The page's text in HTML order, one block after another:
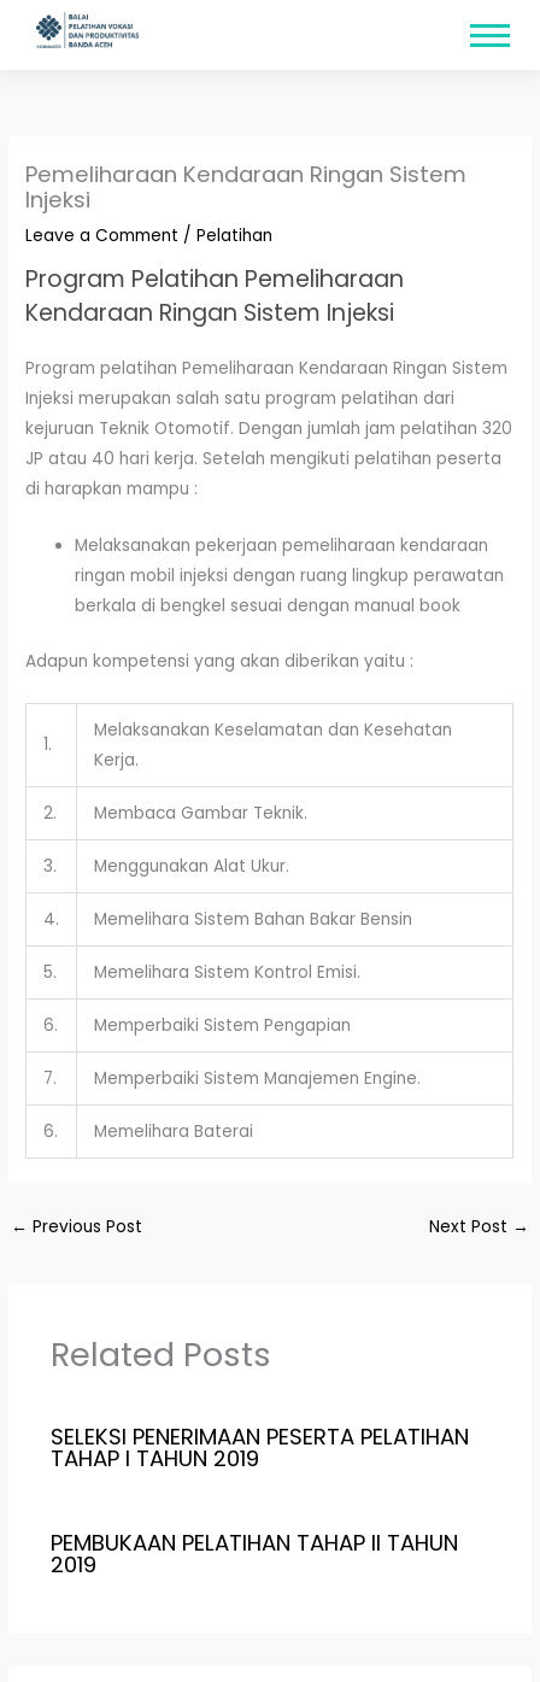
content
Pemeliharaan Kendaraan Ringan Sistem
Injeksi
Leave a Comment /Pelatihan
Program Pelatihan Pemeliharaan
Kendaraan Ringan Sistem Injeksi
Program pelatihan Pemeliharaan Kendaraan Ringan Sistem
Injeksi merupakan salah satu program pelatihan dari
kejuruan Teknik Otomotif. Dengan jumlah jam pelatihan 320
JP atau 40 hari kerja. Setelah mengikuti pelatihan peserta
di harapkan mampu :
Melaksanakan pekerjaan pemeliharaan kendaraan
ringan mobil injeksi dengan ruang lingkup perawatan
berkala di bengkel sesuai dengan manual book
Adapun kompetensi yang akan diberikan yaitu :
1.
Melaksanakan Keselamatan dan Kesehatan
Kerja.
2. Membaca Gambar Teknik.
3. Menggunakan Alat Ukur.
4. Memelihara Sistem Bahan Bakar Bensin
5. Memelihara Sistem Kontrol Emisi.
6. Memperbaiki Sistem Pengapian
7. Memperbaiki Sistem Manajemen Engine.
6. Memelihara Baterai
← Previous Post Next Post →
Related Posts
SELEKSI PENERIMAAN PESERTA PELATIHAN
TAHAP I TAHUN 2019
PEMBUKAAN PELATIHAN TAHAP II TAHUN
2019